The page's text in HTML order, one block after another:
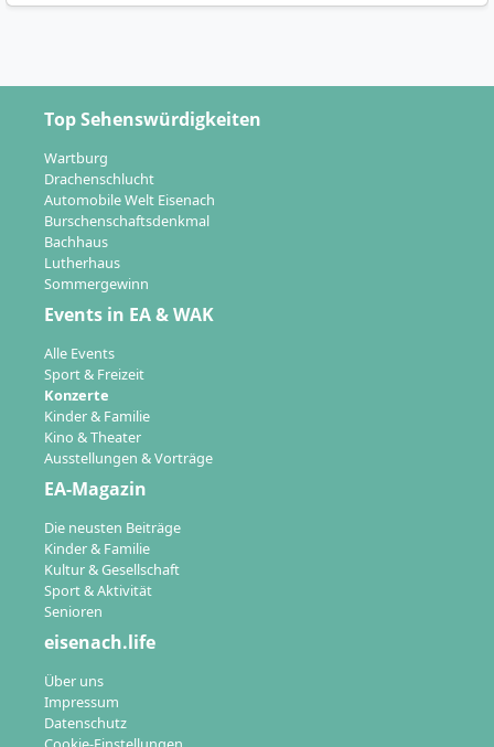
Top Sehenswürdigkeiten
Wartburg
Drachenschlucht
Automobile Welt Eisenach
Burschenschaftsdenkmal
Bachhaus
Lutherhaus
Sommergewinn
Events in EA & WAK
Alle Events
Sport & Freizeit
Konzerte
Kinder & Familie
Kino & Theater
Ausstellungen & Vorträge
EA-Magazin
Die neusten Beiträge
Kinder & Familie
Kultur & Gesellschaft
Sport & Aktivität
Senioren
eisenach.life
Über uns
Impressum
Datenschutz